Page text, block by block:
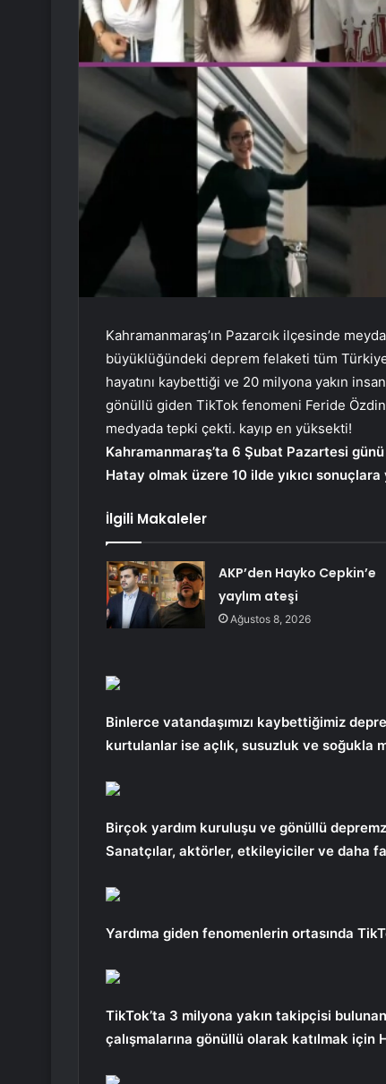
Kahramanmaraş’ın Pazarcık ilçesinde
büyüklüğündeki deprem felaketi tüm
hayatını kaybettiği ve 20 milyona yakın
gönüllü giden TikTok fenomeni Feride
medyada tepki çekti. kayıp en yüksekti!
Kahramanmaraş’ta 6 Şubat Pazartesi
Hatay olmak üzere 10 ilde yıkıcı sonuçlara
İlgili Makaleler
AKP’den Hayko Cepkin’e
yaylım ateşi
Ağustos 8, 2026
Binlerce vatandaşımızı kaybettiğimiz
kurtulanlar ise açlık, susuzluk ve soğukla
Birçok yardım kuruluşu ve gönüllü
Sanatçılar, aktörler, etkileyiciler ve daha
Yardıma giden fenomenlerin ortasında
TikTok’ta 3 milyona yakın takipçisi
çalışmalarına gönüllü olarak katılmak için